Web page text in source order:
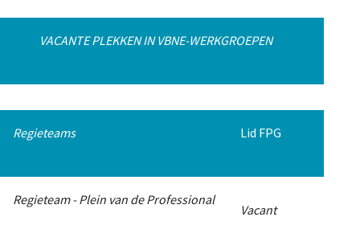
VACANTE PLEKKEN IN VBNE-WERKGROEPEN
Regieteams Lid FPG
Regieteam - Plein van de Professional
Vacant
Contact